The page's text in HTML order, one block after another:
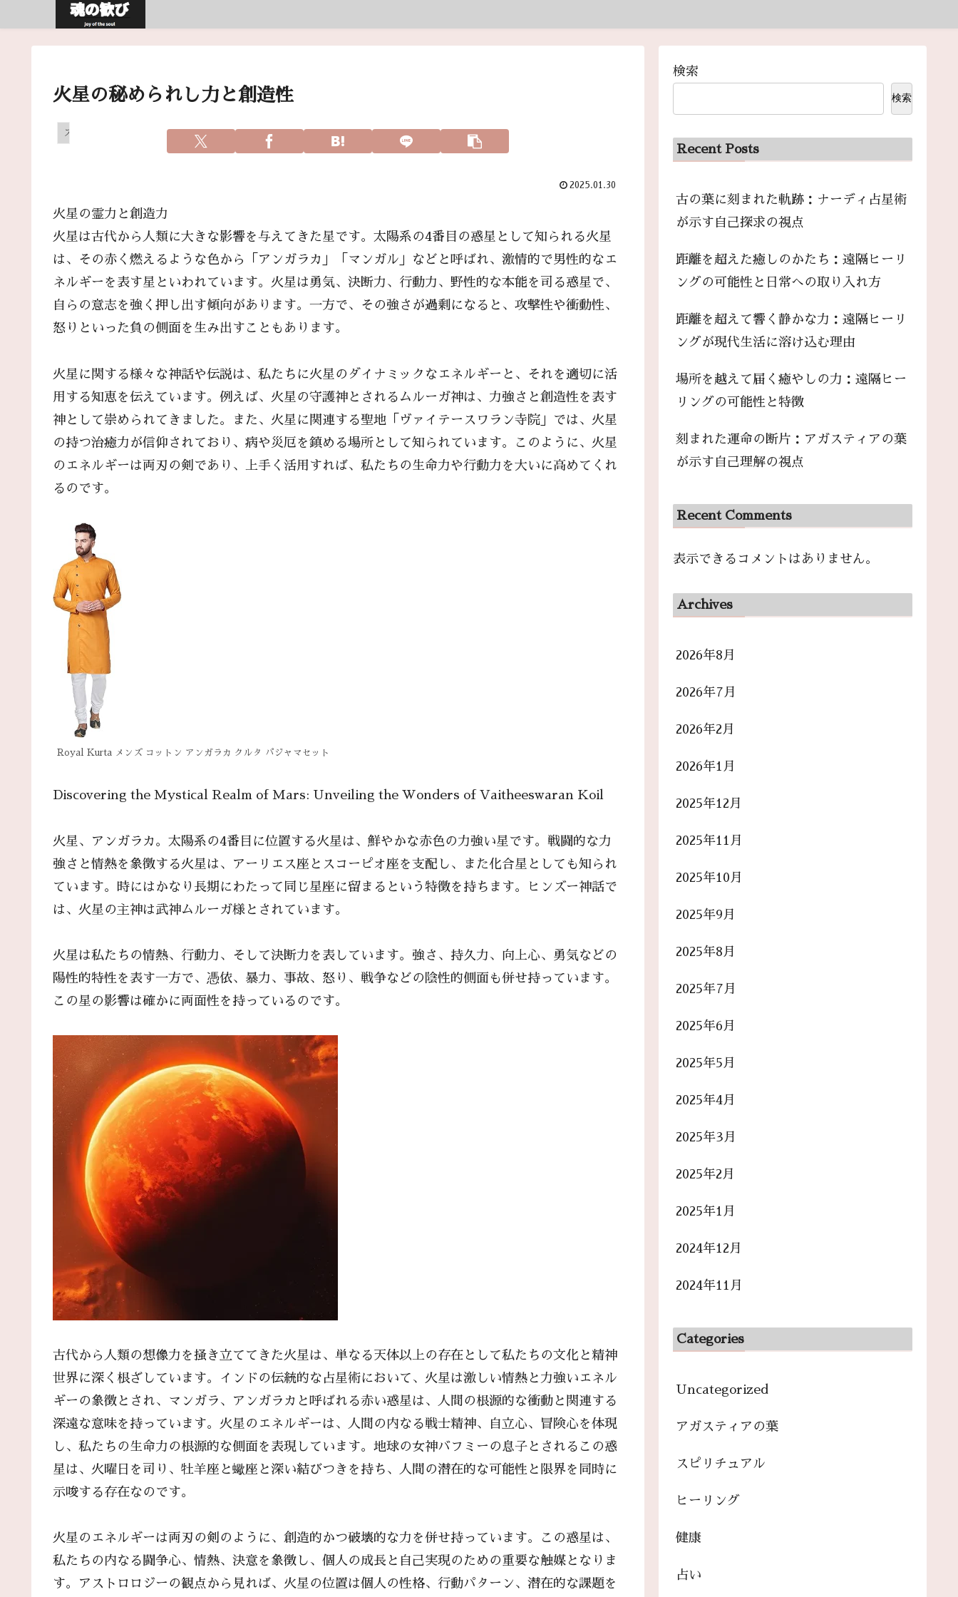
火星の秘められし力と創造性
スピリチュアル
2025.01.30
火星の霊力と創造力
火星は古代から人類に大きな影響を与えてきた星です。太陽系の4番目の惑星として知られる火星
は、その赤く燃えるような色から「アンガラカ」「マンガル」などと呼ばれ、激情的で男性的なエ
ネルギーを表す星といわれています。火星は勇気、決断力、行動力、野性的な本能を司る惑星で、
自らの意志を強く押し出す傾向があります。一方で、その強さが過剰になると、攻撃性や衝動性、
怒りといった負の側面を生み出すこともあります。
火星に関する様々な神話や伝説は、私たちに火星のダイナミックなエネルギーと、それを適切に活
用する知恵を伝えています。例えば、火星の守護神とされるムルーガ神は、力強さと創造性を表す
神として崇められてきました。また、火星に関連する聖地「ヴァイテースワラン寺院」では、火星
の持つ治癒力が信仰されており、病や災厄を鎮める場所として知られています。このように、火星
のエネルギーは両刃の剣であり、上手く活用すれば、私たちの生命力や行動力を大いに高めてくれ
るのです。
Royal Kurta メンズ コットン アンガラカ クルタ パジャマセット
Discovering the Mystical Realm of Mars: Unveiling the Wonders of Vaitheeswaran Koil
火星、アンガラカ。太陽系の4番目に位置する火星は、鮮やかな赤色の力強い星です。戦闘的な力
強さと情熱を象徴する火星は、アーリエス座とスコーピオ座を支配し、また化合星としても知られ
ています。時にはかなり長期にわたって同じ星座に留まるという特徴を持ちます。ヒンズー神話で
は、火星の主神は武神ムルーガ様とされています。
火星は私たちの情熱、行動力、そして決断力を表しています。強さ、持久力、向上心、勇気などの
陽性的特性を表す一方で、憑依、暴力、事故、怒り、戦争などの陰性的側面も併せ持っています。
この星の影響は確かに両面性を持っているのです。
古代から人類の想像力を掻き立ててきた火星は、単なる天体以上の存在として私たちの文化と精神
世界に深く根ざしています。インドの伝統的な占星術において、火星は激しい情熱と力強いエネル
ギーの象徴とされ、マンガラ、アンガラカと呼ばれる赤い惑星は、人間の根源的な衝動と関連する
深遠な意味を持っています。火星のエネルギーは、人間の内なる戦士精神、自立心、冒険心を体現
し、私たちの生命力の根源的な側面を表現しています。地球の女神バフミーの息子とされるこの惑
星は、火曜日を司り、牡羊座と蠍座と深い結びつきを持ち、人間の潜在的な可能性と限界を同時に
示唆する存在なのです。
火星のエネルギーは両刃の剣のように、創造的かつ破壊的な力を併せ持っています。この惑星は、
私たちの内なる闘争心、情熱、決意を象徴し、個人の成長と自己実現のための重要な触媒となりま
す。アストロロジーの観点から見れば、火星の位置は個人の性格、行動パターン、潜在的な課題を
検索
検索
Recent Posts
古の葉に刻まれた軌跡：ナーディ占星術
が示す自己探求の視点
距離を超えた癒しのかたち：遠隔ヒーリ
ングの可能性と日常への取り入れ方
距離を超えて響く静かな力：遠隔ヒーリ
ングが現代生活に溶け込む理由
場所を越えて届く癒やしの力：遠隔ヒー
リングの可能性と特徴
刻まれた運命の断片：アガスティアの葉
が示す自己理解の視点
Recent Comments
表示できるコメントはありません。
Archives
2026年8月
2026年7月
2026年2月
2026年1月
2025年12月
2025年11月
2025年10月
2025年9月
2025年8月
2025年7月
2025年6月
2025年5月
2025年4月
2025年3月
2025年2月
2025年1月
2024年12月
2024年11月
Categories
Uncategorized
アガスティアの葉
スピリチュアル
ヒーリング
健康
占い